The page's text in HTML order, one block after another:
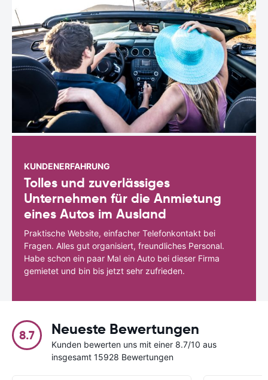
KUNDENERFAHRUNG
Tolles und zuverlässiges
Unternehmen für die Anmietung
eines Autos im Ausland
Praktische Website, einfacher Telefonkontakt bei
Fragen. Alles gut organisiert, freundliches Personal.
Habe schon ein paar Mal ein Auto bei dieser Firma
gemietet und bin bis jetzt sehr zufrieden.
8.7 Neueste Bewertungen
Kunden bewerten uns mit einer 8.7/10 aus
insgesamt 15928 Bewertungen